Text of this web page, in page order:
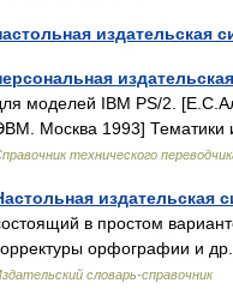
издательская
моделей IBM PS/2.
Москва 1993] Тематики
технического
издательская
в простом
орфографии и
словарь-справочник